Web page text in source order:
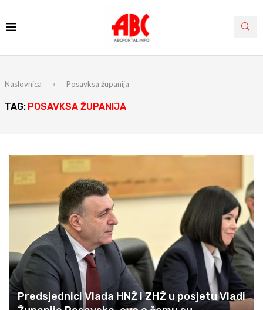
Naslovnica » Posavksa županija
TAG: POSAVKSA ŽUPANIJA
Predsjednici Vlada HNŽ i ZHŽ u posjetu Vladi